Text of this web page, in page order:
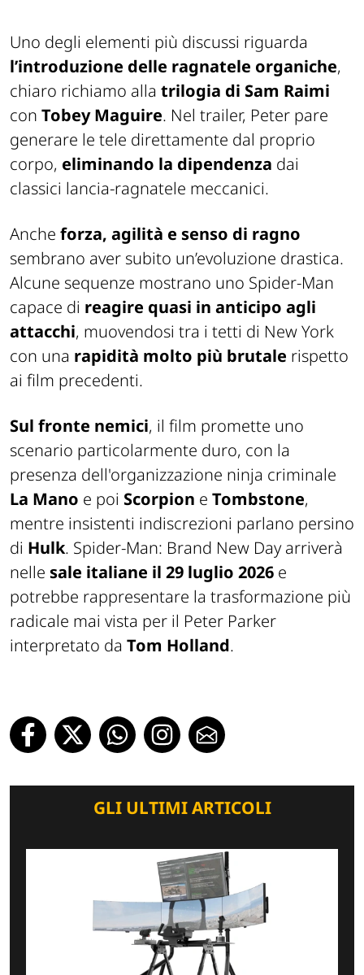
Uno degli elementi più discussi riguarda
l’introduzione delle ragnatele organiche,
chiaro richiamo alla trilogia di Sam Raimi
con Tobey Maguire. Nel trailer, Peter pare
generare le tele direttamente dal proprio
corpo, eliminando la dipendenza dai
classici lancia-ragnatele meccanici.
Anche forza, agilità e senso di ragno
sembrano aver subito un’evoluzione drastica.
Alcune sequenze mostrano uno Spider-Man
capace di reagire quasi in anticipo agli
attacchi, muovendosi tra i tetti di New York
con una rapidità molto più brutale rispetto
ai film precedenti.
Sul fronte nemici, il film promette uno
scenario particolarmente duro, con la
presenza dell'organizzazione ninja criminale
La Mano e poi Scorpion e Tombstone,
mentre insistenti indiscrezioni parlano persino
di Hulk. Spider-Man: Brand New Dayarriverà
nelle sale italiane il 29 luglio 2026 e
potrebbe rappresentare la trasformazione più
radicale mai vista per il Peter Parker
interpretato da Tom Holland.
GLI ULTIMI ARTICOLI